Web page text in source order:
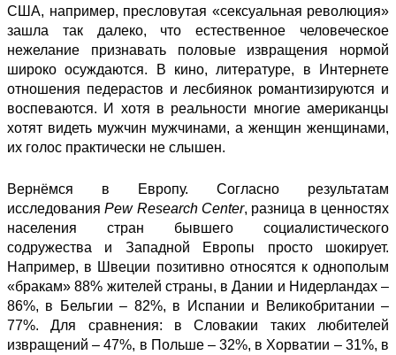
США, например, пресловутая «сексуальная революция»
зашла так далеко, что естественное человеческое
нежелание признавать половые извращения нормой
широко осуждаются. В кино, литературе, в Интернете
отношения педерастов и лесбиянок романтизируются и
воспеваются. И хотя в реальности многие американцы
хотят видеть мужчин мужчинами, а женщин женщинами,
их голос практически не слышен.
Вернёмся в Европу. Согласно результатам
исследованияPew Research Center, разница в ценностях
населения стран бывшего социалистического
содружества и Западной Европы просто шокирует.
Например, в Швеции позитивно относятся к однополым
«бракам» 88% жителей страны, в Дании и Нидерландах –
86%, в Бельгии – 82%, в Испании и Великобритании –
77%. Для сравнения: в Словакии таких любителей
извращений – 47%, в Польше – 32%, в Хорватии – 31%, в